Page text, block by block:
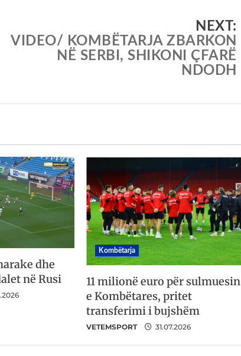
NEXT:
VIDEO/ KOMBËTARJA ZBARKON
NË SERBI, SHIKONI ÇFARË
NDODH
dhe
në Rusi
Kombëtarja
11 milionë euro për sulmuesin
e Kombëtares, pritet
transferimi i bujshëm
VETEMSPORT 31.07.2026